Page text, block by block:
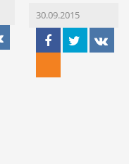
30.09.2015